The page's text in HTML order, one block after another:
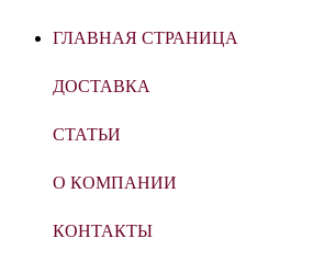
ГЛАВНАЯ СТРАНИЦА
ДОСТАВКА
СТАТЬИ
О КОМПАНИИ
КОНТАКТЫ